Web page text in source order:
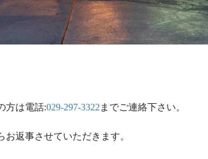
方は電話:029-297-3322 までご連絡下さい。
返事させていただきます。